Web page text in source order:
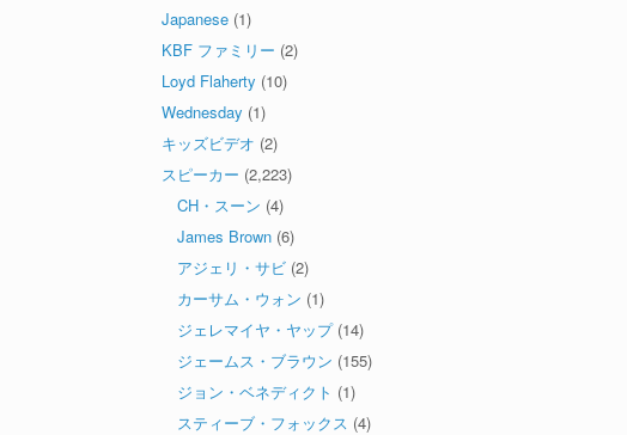
Japanese (1)
KBF ファミリー (2)
Loyd Flaherty (10)
Wednesday (1)
キッズビデオ (2)
スピーカー (2,223)
CH・スーン (4)
James Brown (6)
アジェリ・サビ (2)
カーサム・ウォン (1)
ジェレマイヤ・ヤップ(14)
ジェームス・ブラウン (155)
ジョン・ベネディクト (1)
スティーブ・フォックス (4)